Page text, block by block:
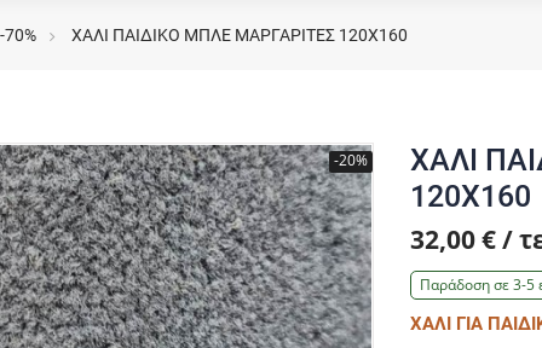
ΧΑΛΙ ΠΑΙΔΙΚΟ ΜΠΛΕ ΜΑΡΓΑΡΙΤΕΣ 120X160
-20%
ΧΑΛΙ
120X160
32,00 € /
Παράδοση σε 3-5
ΧΑΛΙ ΓΙΑ